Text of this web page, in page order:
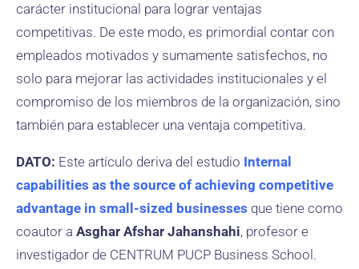
carácter institucional para lograr ventajas
competitivas. De este modo, es primordial contar con
empleados motivados y sumamente satisfechos, no
solo para mejorar las actividades institucionales y el
compromiso de los miembros de la organización, sino
también para establecer una ventaja competitiva.
DATO: Este artículo deriva del estudio Internal
capabilities as the source of achieving competitive
advantage in small-sized businesses que tiene como
coautor a Asghar Afshar Jahanshahi, profesor e
investigador de CENTRUM PUCP Business School.